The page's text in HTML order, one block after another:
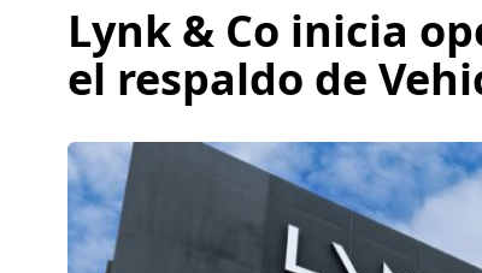
Lynk & Co inicia
el respaldo de